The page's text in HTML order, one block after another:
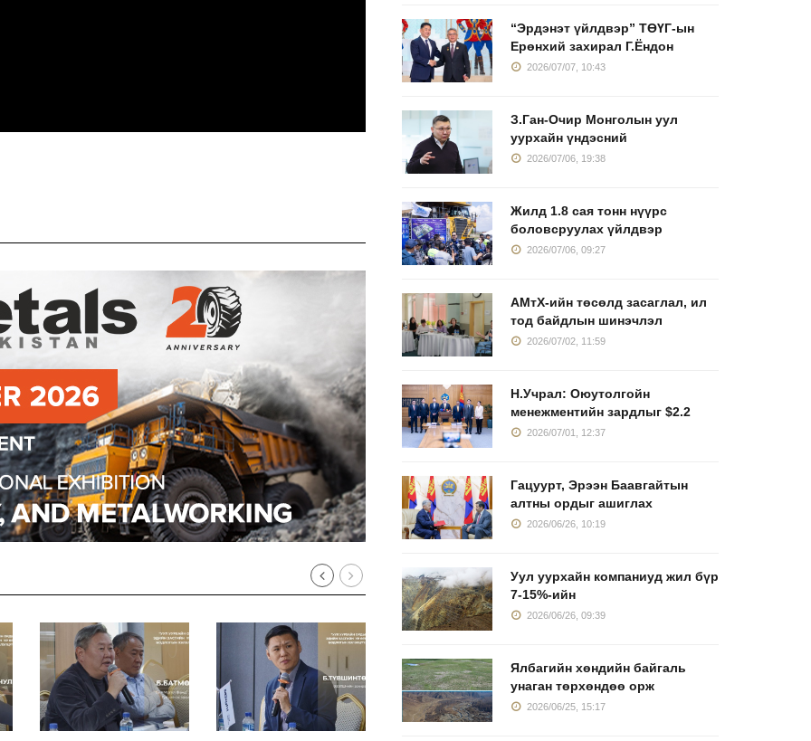
“Эрдэнэт үйлдвэр” ТӨҮГ-ын
Ерөнхий захирал Г.Ёндон
2026/07/07, 10:43
З.Ган-Очир Монголын уул
уурхайн үндэсний
2026/07/06, 19:38
Жилд 1.8 сая тонн нүүрс
боловсруулах үйлдвэр
2026/07/06, 09:27
АМтХ-ийн төсөлд засаглал, ил
тод байдлын шинэчлэл
2026/07/02, 11:59
Н.Учрал: Оюутолгойн
менежментийн зардлыг $2.2
2026/07/01, 12:37
Гацуурт, Эрээн Баавгайтын
алтны ордыг ашиглах
2026/06/26, 10:19
Уул уурхайн компаниуд жил бүр
7-15%-ийн
2026/06/26, 09:39
Ялбагийн хөндийн байгаль
унаган төрхөндөө орж
2026/06/25, 15:17